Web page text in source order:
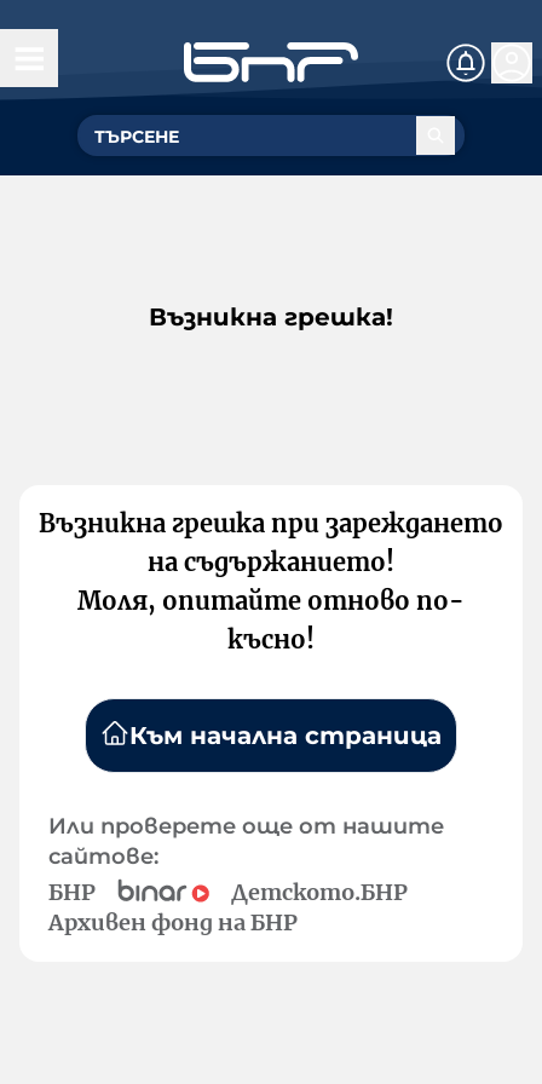
Възникна грешка!
Възникна грешка при зареждането
на съдържанието!
Моля, опитайте отново по-
късно!
Към начална страница
Или проверете още от нашите
сайтове:
БНР
Детското.БНР
Архивен фонд на БНР